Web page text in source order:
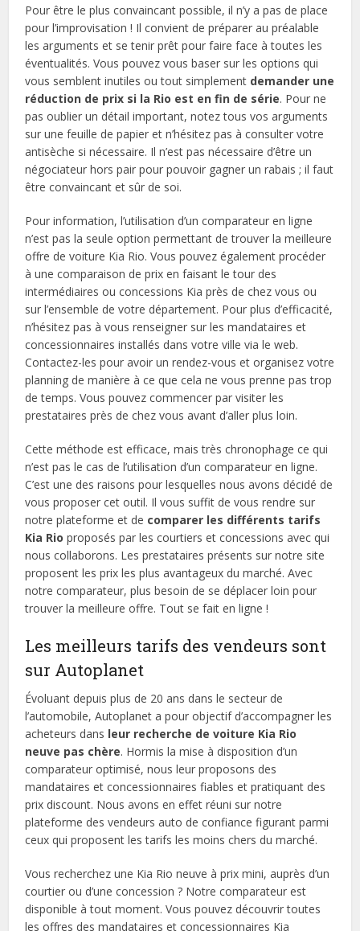
Pour être le plus convaincant possible, il n’y a pas de place
pour l’improvisation ! Il convient de préparer au préalable
les arguments et se tenir prêt pour faire face à toutes les
éventualités. Vous pouvez vous baser sur les options qui
vous semblent inutiles ou tout simplement demander une
réduction de prix si la Rio est en fin de série. Pour ne
pas oublier un détail important, notez tous vos arguments
sur une feuille de papier et n’hésitez pas à consulter votre
antisèche si nécessaire. Il n’est pas nécessaire d’être un
négociateur hors pair pour pouvoir gagner un rabais ; il faut
être convaincant et sûr de soi.
Pour information, l’utilisation d’un comparateur en ligne
n’est pas la seule option permettant de trouver la meilleure
offre de voiture Kia Rio. Vous pouvez également procéder
à une comparaison de prix en faisant le tour des
intermédiaires ou concessions Kia près de chez vous ou
sur l’ensemble de votre département. Pour plus d’efficacité,
n’hésitez pas à vous renseigner sur les mandataires et
concessionnaires installés dans votre ville via le web.
Contactez-les pour avoir un rendez-vous et organisez votre
planning de manière à ce que cela ne vous prenne pas trop
de temps. Vous pouvez commencer par visiter les
prestataires près de chez vous avant d’aller plus loin.
Cette méthode est efficace, mais très chronophage ce qui
n’est pas le cas de l’utilisation d’un comparateur en ligne.
C’est une des raisons pour lesquelles nous avons décidé de
vous proposer cet outil. Il vous suffit de vous rendre sur
notre plateforme et de comparer les différents tarifs
Kia Rio proposés par les courtiers et concessions avec qui
nous collaborons. Les prestataires présents sur notre site
proposent les prix les plus avantageux du marché. Avec
notre comparateur, plus besoin de se déplacer loin pour
trouver la meilleure offre. Tout se fait en ligne !
Les meilleurs tarifs des vendeurs sont
sur Autoplanet
Évoluant depuis plus de 20 ans dans le secteur de
l’automobile, Autoplanet a pour objectif d’accompagner les
acheteurs dans leur recherche de voiture Kia Rio
neuve pas chère. Hormis la mise à disposition d’un
comparateur optimisé, nous leur proposons des
mandataires et concessionnaires fiables et pratiquant des
prix discount. Nous avons en effet réuni sur notre
plateforme des vendeurs auto de confiance figurant parmi
ceux qui proposent les tarifs les moins chers du marché.
Vous recherchez une Kia Rio neuve à prix mini, auprès d’un
courtier ou d’une concession ? Notre comparateur est
disponible à tout moment. Vous pouvez découvrir toutes
les offres des mandataires et concessionnaires Kia